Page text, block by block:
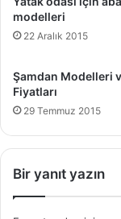
modelleri
22 Aralık 2015
Şamdan Modelleri
Fiyatları
29 Temmuz 2015
Bir yanıt yazın